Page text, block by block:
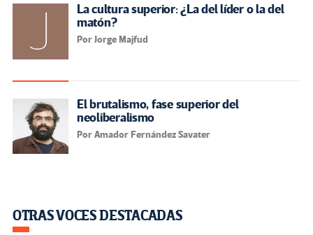
La cultura superior: ¿La del líder o la del
matón?
Por Jorge Majfud
El brutalismo, fase superior del
neoliberalismo
Por Amador Fernández Savater
OTRAS VOCES DESTACADAS